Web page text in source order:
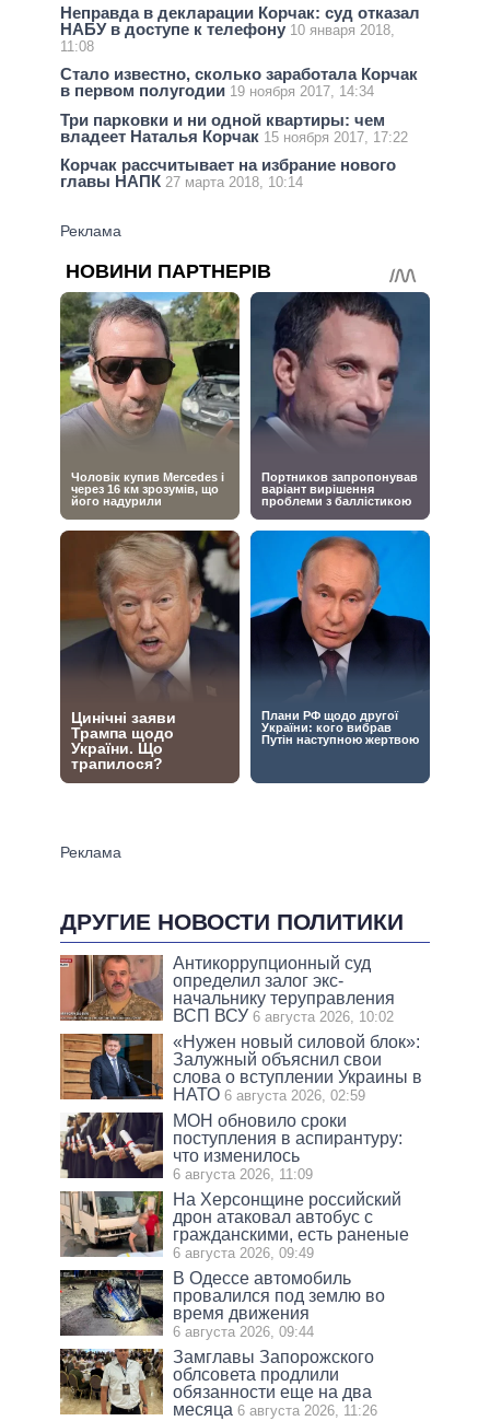
Неправда в декларации Корчак: суд отказал
НАБУ в доступе к телефону 10 января 2018,
11:08
Стало известно, сколько заработала Корчак
в первом полугодии 19 ноября 2017, 14:34
Три парковки и ни одной квартиры: чем
владеет Наталья Корчак 15 ноября 2017, 17:22
Корчак рассчитывает на избрание нового
главы НАПК 27 марта 2018, 10:14
ДРУГИЕ НОВОСТИ ПОЛИТИКИ
Антикоррупционный суд
определил залог экс-
начальнику теруправления
ВСП ВСУ 6 августа 2026, 10:02
«Нужен новый силовой блок»:
Залужный объяснил свои
слова о вступлении Украины в
НАТО 6 августа 2026, 02:59
МОН обновило сроки
поступления в аспирантуру:
что изменилось
6 августа 2026, 11:09
На Херсонщине российский
дрон атаковал автобус с
гражданскими, есть раненые
6 августа 2026, 09:49
В Одессе автомобиль
провалился под землю во
время движения
6 августа 2026, 09:44
Замглавы Запорожского
облсовета продлили
обязанности еще на два
месяца 6 августа 2026, 11:26